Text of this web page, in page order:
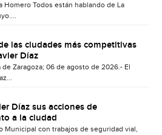
Homero Todos están hablando de La
las ciudades más competitivas
Díaz
Zaragoza; 06 de agosto de 2026.- El
Díaz sus acciones de
a la ciudad
Municipal con trabajos de seguridad vial,